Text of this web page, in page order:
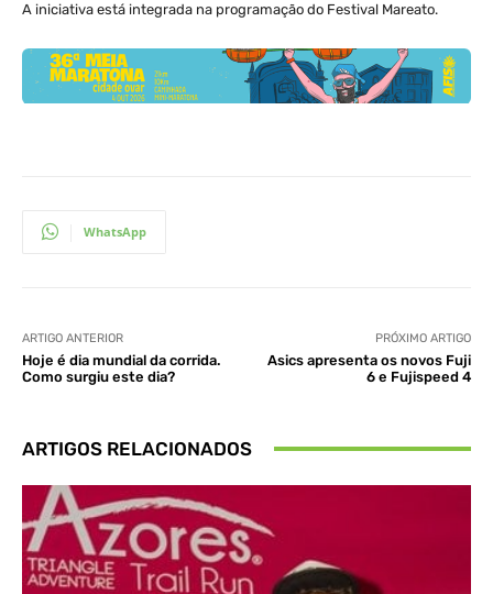
A iniciativa está integrada na programação do Festival Mareato.
WhatsApp
ARTIGO ANTERIOR
Hoje é dia mundial da corrida.
Como surgiu este dia?
PRÓXIMO ARTIGO
Asics apresenta os novos Fuji
6 e Fujispeed 4
ARTIGOS RELACIONADOS